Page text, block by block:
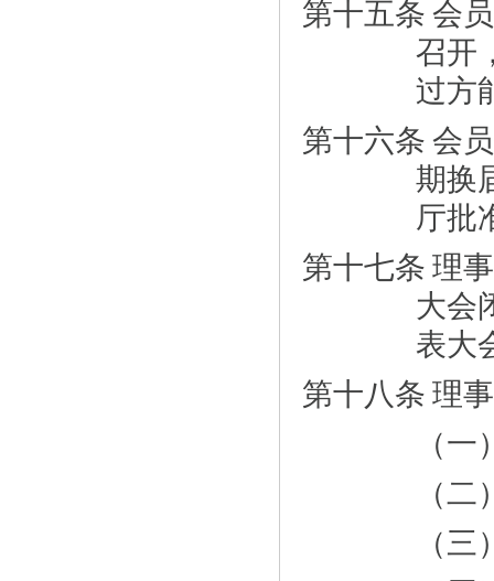
第十五条 会
召开
过方
第十六条 会
期换
厅批
第十七条 理
大会
表大
第十八条 理
（
（
（